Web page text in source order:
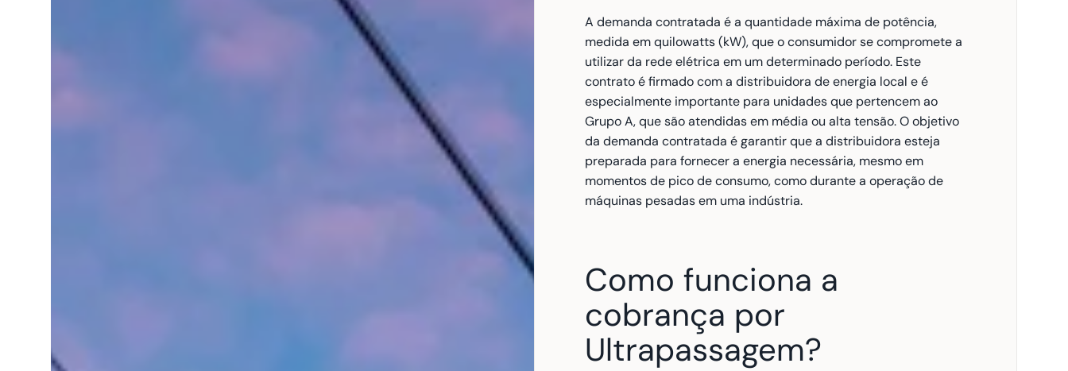
A demanda contratada é a quantidade máxima de potência,
medida em quilowatts (kW), que o consumidor se compromete a
utilizar da rede elétrica em um determinado período. Este
contrato é firmado com a distribuidora de energia local e é
especialmente importante para unidades que pertencem ao
Grupo A, que são atendidas em média ou alta tensão. O objetivo
da demanda contratada é garantir que a distribuidora esteja
preparada para fornecer a energia necessária, mesmo em
momentos de pico de consumo, como durante a operação de
máquinas pesadas em uma indústria.
Como funciona a
cobrança por
Ultrapassagem?